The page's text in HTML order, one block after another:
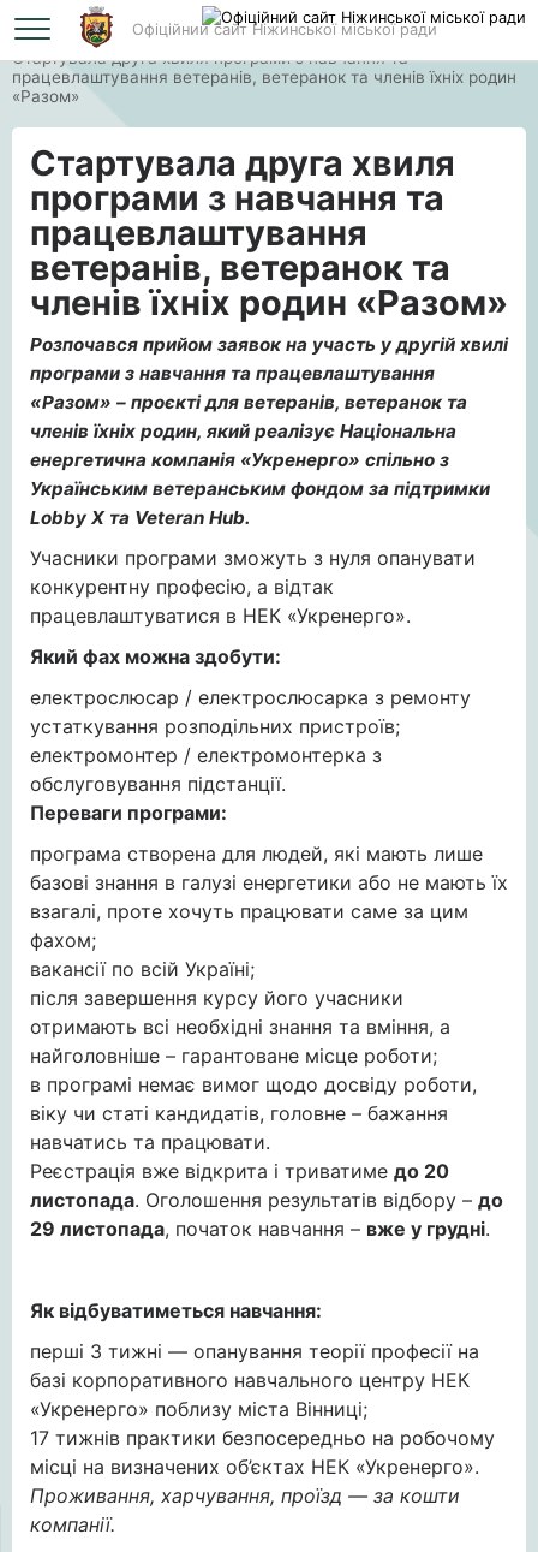
Офіційний сайт Ніжинської міської ради
Головна
Стартувала друга хвиля програми з навчання та
працевлаштування ветеранів, ветеранок та членів їхніх родин
«Разом»
Стартувала друга хвиля
програми з навчання та
працевлаштування
ветеранів, ветеранок та
членів їхніх родин «Разом»
Розпочався прийом заявок на участь у другій хвилі
програми з навчання та працевлаштування
«Разом» – проєкті для ветеранів, ветеранок та
членів їхніх родин, який реалізує Національна
енергетична компанія «Укренерго» спільно з
Українським ветеранським фондом за підтримки
Lobby X та Veteran Hub.
Учасники програми зможуть з нуля опанувати
конкурентну професію, а відтак
працевлаштуватися в НЕК «Укренерго».
Який фах можна здобути:
електрослюсар / електрослюсарка з ремонту
устаткування розподільних пристроїв;
електромонтер / електромонтерка з
обслуговування підстанції.
Переваги програми:
програма створена для людей, які мають лише
базові знання в галузі енергетики або не мають їх
взагалі, проте хочуть працювати саме за цим
фахом;
вакансії по всій Україні;
після завершення курсу його учасники
отримають всі необхідні знання та вміння, а
найголовніше – гарантоване місце роботи;
в програмі немає вимог щодо досвіду роботи,
віку чи статі кандидатів, головне – бажання
навчатись та працювати.
Реєстрація вже відкрита і триватиме до 20
листопада. Оголошення результатів відбору – до
29 листопада, початок навчання – вже у грудні.
Як відбуватиметься навчання:
перші 3 тижні — опанування теорії професії на
базі корпоративного навчального центру НЕК
«Укренерго» поблизу міста Вінниці;
17 тижнів практики безпосередньо на робочому
місці на визначених об’єктах НЕК «Укренерго».
Проживання, харчування, проїзд — за кошти
компанії.